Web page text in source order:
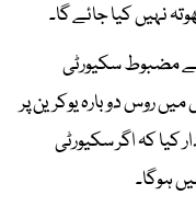
نہیں کیا جائے گا۔
مضبوط سکیورٹی
روس دوبارہ یوکرین پر
کہ اگر سکیورٹی
ہوگا۔